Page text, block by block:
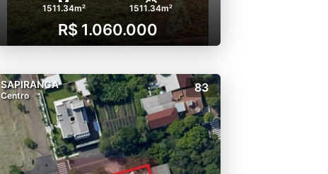
1511.34m² 1511.34m²
R$ 1.060.000
SAPIRANGA
Centro
83